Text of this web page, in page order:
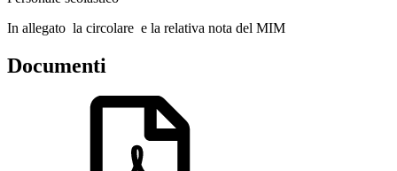
In allegato la circolare e la relativa nota del MIM
Documenti